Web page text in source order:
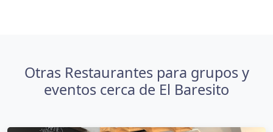
Otras Restaurantes para grupos y
eventos cerca de El Baresito